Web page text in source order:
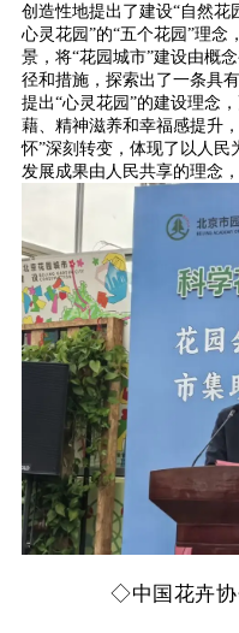
创造性地提出了建设“自然花
心灵花园”的“五个花园”理念
景，将“花园城市”建设由概
径和措施，探索出了一条具
提出“心灵花园”的建设理念
藉、精神滋养和幸福感提升
怀”深刻转变，体现了以人民
发展成果由人民共享的理念
◇中国花卉